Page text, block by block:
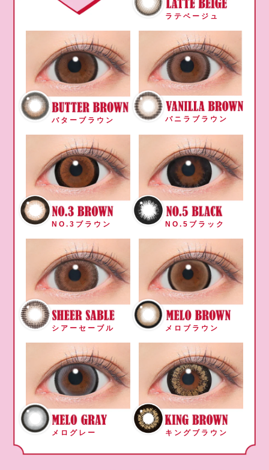
ラテベージュ
バターブラウン バニラブラウン
NO.3ブラウン NO.5ブラック
シアーセーブル メロブラウン
メログレー キングブラウン